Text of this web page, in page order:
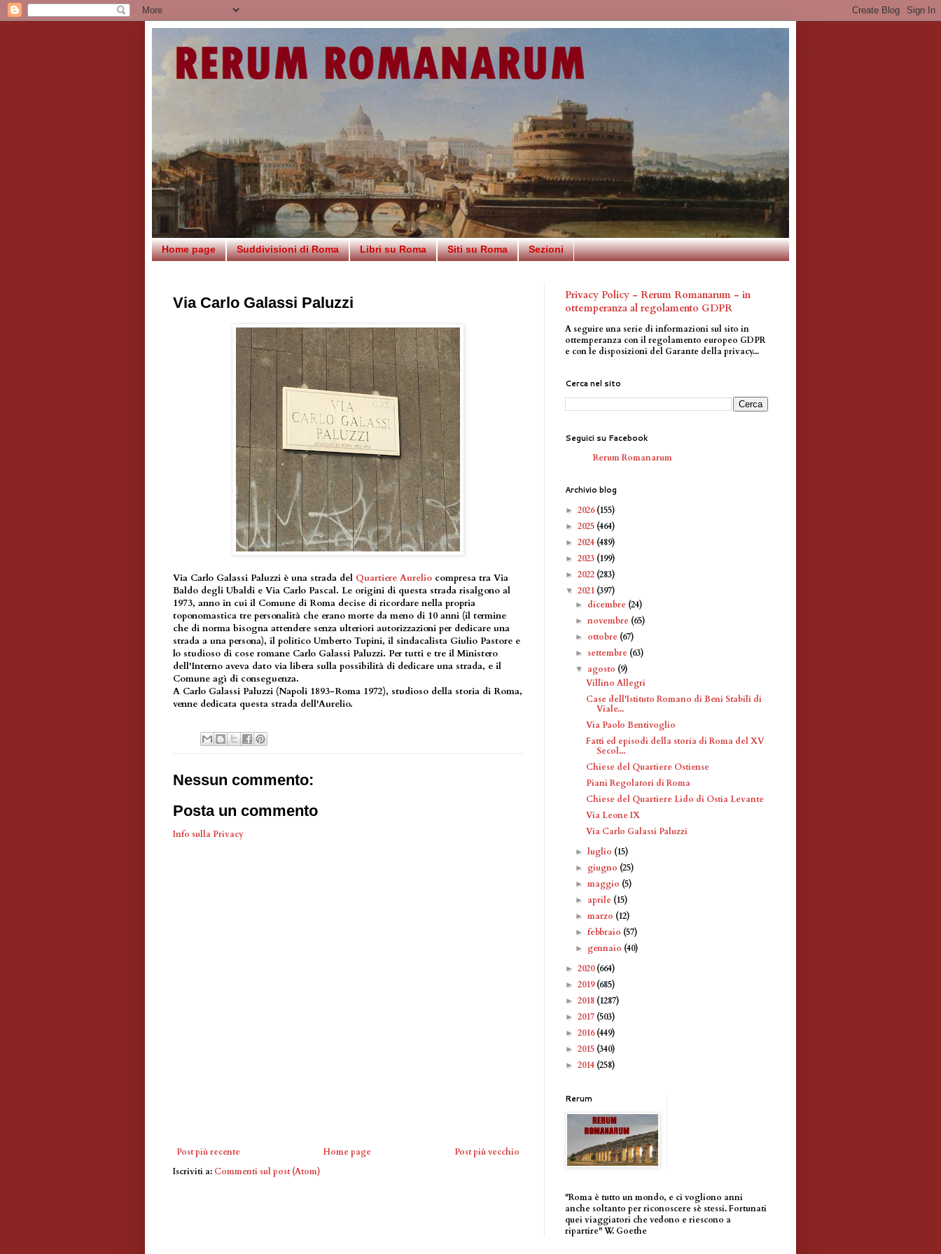
Home page Suddivisioni di Roma Libri su Roma Siti su Roma Sezioni
Via Carlo Galassi Paluzzi
Via Carlo Galassi Paluzzi è una strada del Quartiere Aurelio compresa tra Via
Baldo degli Ubaldi e Via Carlo Pascal. Le origini di questa strada risalgono al
1973, anno in cui il Comune di Roma decise di ricordare nella propria
toponomastica tre personalità che erano morte da meno di 10 anni (il termine
che di norma bisogna attendere senza ulteriori autorizzazioni per dedicare una
strada a una persona), il politico Umberto Tupini, il sindacalista Giulio Pastore e
lo studioso di cose romane Carlo Galassi Paluzzi. Per tutti e tre il Ministero
dell'Interno aveva dato via libera sulla possibilità di dedicare una strada, e il
Comune agì di conseguenza.
A Carlo Galassi Paluzzi (Napoli 1893-Roma 1972), studioso della storia di Roma,
venne dedicata questa strada dell'Aurelio.
Nessun commento:
Posta un commento
Info sulla Privacy
Post più recente Post più vecchio
Home page
Iscriviti a: Commenti sul post (Atom)
Privacy Policy - Rerum Romanarum - in
ottemperanza al regolamento GDPR
A seguire una serie di informazioni sul sito in
ottemperanza con il regolamento europeo GDPR
e con le disposizioni del Garante della privacy...
Cerca nel sito
Seguici su Facebook
Rerum Romanarum
Archivio blog
► 2026(155)
► 2025 (464)
► 2024 (489)
► 2023 (199)
► 2022 (283)
▼ 2021 (397)
► dicembre (24)
►novembre (65)
► ottobre (67)
► settembre (63)
▼ agosto (9)
Villino Allegri
Case dell'Istituto Romano di Beni Stabili di
Viale...
Via Paolo Bentivoglio
Fatti ed episodi della storia di Roma del XV
Secol...
Chiese del Quartiere Ostiense
Piani Regolatori di Roma
Chiese del Quartiere Lido di Ostia Levante
Via Leone IX
Via Carlo Galassi Paluzzi
►luglio (15)
► giugno (25)
►maggio (5)
► aprile (15)
►marzo (12)
►febbraio (57)
► gennaio (40)
► 2020(664)
► 2019(685)
► 2018 (1287)
► 2017 (503)
► 2016(449)
► 2015 (340)
► 2014 (258)
Rerum
"Roma è tutto un mondo, e ci vogliono anni
anche soltanto per riconoscere sè stessi. Fortunati
quei viaggiatori che vedono e riescono a
ripartire" W. Goethe